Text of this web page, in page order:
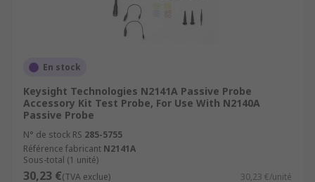
En stock
Keysight Technologies N2141A Passive Probe
Accessory Kit Test Probe, For Use With N2140A
Passive Probe
N° de stock RS 285-5755
Référence fabricant N2141A
Sous-total (1 unité)
30,23 €(TVA exclue) 30,23 €/unité